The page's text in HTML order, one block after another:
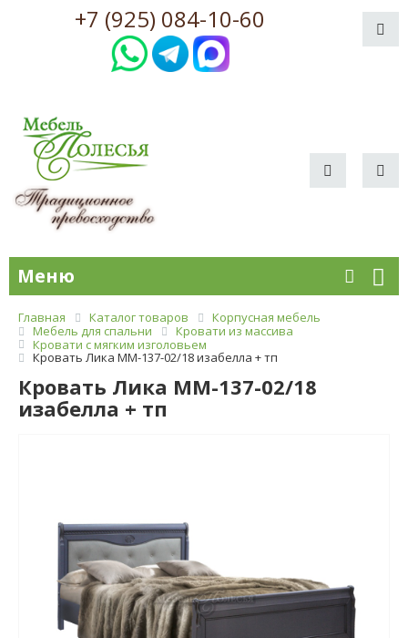
+7 (925) 084-10-60
Меню
Главная Каталог товаров
Корпусная мебель
Мебель для спальни
Кровати из массива
Кровати с мягким изголовьем
Кровать Лика ММ-137-02/18 изабелла + тп
Кровать Лика ММ-137-02/18
изабелла + тп